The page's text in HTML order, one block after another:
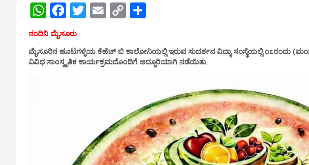
W
h
at
s
F
a
ce
b
o
T
er
E
C
Li e
ನಂದಿನಿ ಮೈಸೂರು
ಮೈಸೂರಿನ ಹೂಟಗಳ್ಳಿಯ ಕೆಹೆಚ್ ಬಿ ಕಾಲೋನಿಯಲ್ಲಿ ಇರುವ ಸುದರ್ಶನ ವಿದ್ಯಾ ಸಂಸ್ಥೆಯಲ್ಲಿ.೧೭ರಂದು
ವಿವಿಧ ಸಾಂಸ್ಕೃತಿಕ ಕಾರ್ಯಕ್ರಮದೊಂದಿಗೆ ಅದ್ದೂರಿಯಾಗಿ ನಡೆಯಿತು.